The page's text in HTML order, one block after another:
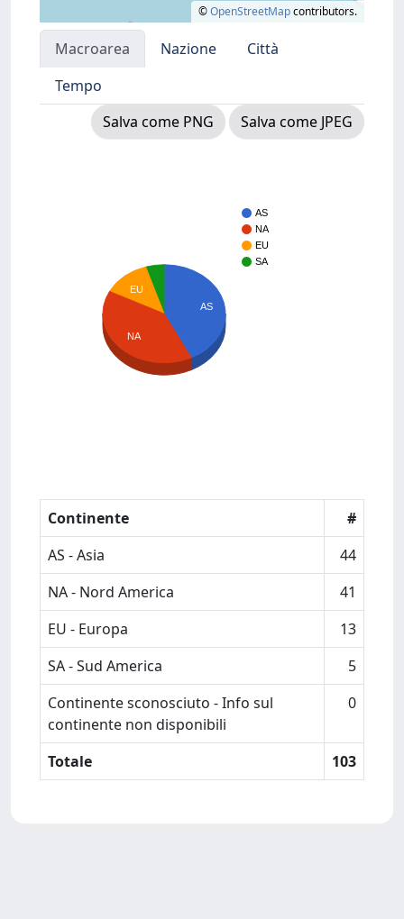
©OpenStreetMapcontributors.
Macroarea Nazione
Città
Tempo
Salva come PNG
Salva come JPEG
AS
NA
EU
SA
AS
EU
NA
Continente
#
AS - Asia
44
NA - Nord America
41
EU - Europa
13
SA - Sud America
5
Continente sconosciuto - Info sul
continente non disponibili
0
Totale 103